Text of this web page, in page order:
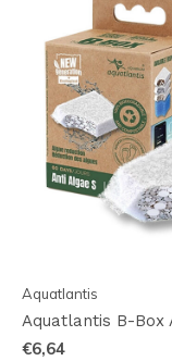
Aquatlantis
Aquatlantis B-Box
€6,64